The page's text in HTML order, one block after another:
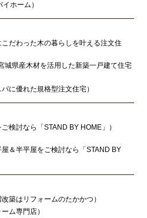
ホーム）
こだわった木の暮らしを叶える注文住
城県産木材を活用した新築一戸建て住宅
に優れた規格型注文住宅）
検討なら「STAND BY HOME」）
屋＆半平屋をご検討なら「STAND BY
築はリフォームのたかかつ）
ム専門店）